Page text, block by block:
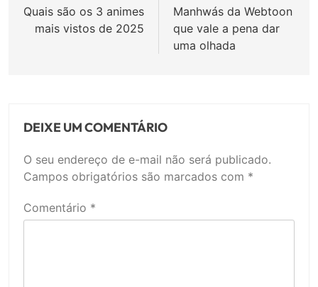
de
Post
Quais são os 3 animes
mais vistos de 2025
Manhwás da Webtoon
que vale a pena dar
uma olhada
DEIXE UM COMENTÁRIO
O seu endereço de e-mail não será publicado.
Campos obrigatórios são marcados com *
Comentário *